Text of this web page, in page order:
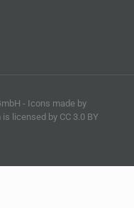
- Icons made by
licensed by CC 3.0 BY